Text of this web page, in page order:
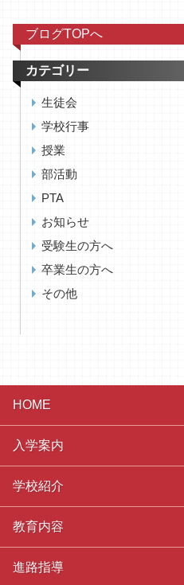
ブログTOPへ
カテゴリー
生徒会
学校行事
授業
部活動
PTA
お知らせ
受験生の方へ
卒業生の方へ
その他
HOME
入学案内
学校紹介
教育内容
進路指導